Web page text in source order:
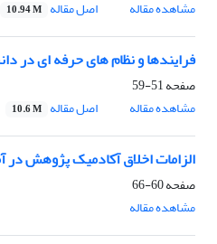
مشاهده مقاله
اصل مقاله 10.94 M
فرایندها و نظام های حرفه ای در
صفحه51-59
مشاهده مقاله
اصل مقاله 10.6 M
الزامات اخلاق آکادمیک پژوهش در
صفحه60-66
مشاهده مقاله